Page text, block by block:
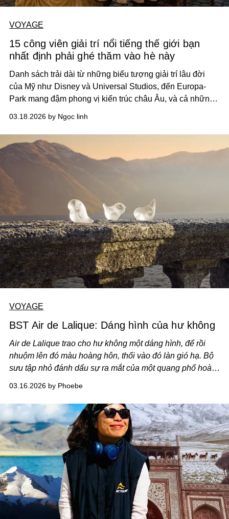
VOYAGE
15 công viên giải trí nổi tiếng thế giới bạn
nhất định phải ghé thăm vào hè này
Danh sách trải dài từ những biểu tượng giải trí lâu đời
của Mỹ như Disney và Universal Studios, đến Europa-
Park mang đậm phong vị kiến trúc châu Âu, và cả những
song song với các khu bảo tồn động vật.
03.18.2026 by Ngọc linh
VOYAGE
BST Air de Lalique: Dáng hình của hư không
Air de Lalique trao cho hư không một dáng hình, để rồi
nhuộm lên đó màu hoàng hôn, thổi vào đó làn gió hạ. Bộ
sưu tập nhỏ đánh dấu sự ra mắt của một quang phổ hoàn
dấu ấn tinh xảo đặc trưng cho thương hiệu xứ Alsace.
03.16.2026 by Phoebe